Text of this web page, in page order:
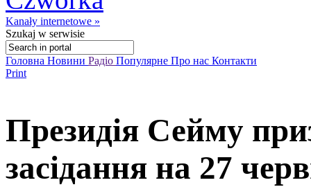
Kanały internetowe »
Szukaj w serwisie
Головна Новини Радіо Популярне Про нас Контакти
Print
Президія Сейму
засідання на 27